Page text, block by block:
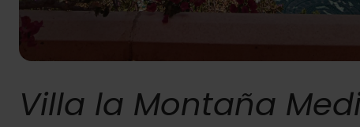
Villa la Montaña